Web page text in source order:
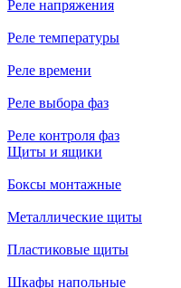
Реле напряжения
Реле температуры
Реле времени
Реле выбора фаз
Реле контроля фаз
Щиты и ящики
Боксы монтажные
Металлические щиты
Пластиковые щиты
Шкафы напольные